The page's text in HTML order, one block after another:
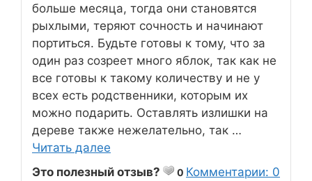
больше месяца, тогда они становятся
рыхлыми, теряют сочность и начинают
портиться. Будьте готовы к тому, что за
один раз созреет много яблок, так как не
все готовы к такому количеству и не у
всех есть родственники, которым их
можно подарить. Оставлять излишки на
дереве также нежелательно, так …
Читать далее
Это полезный отзыв?
0 Комментарии: 0